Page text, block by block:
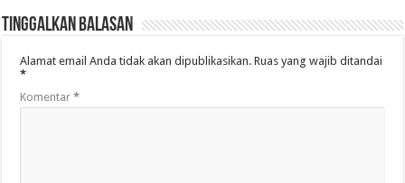
Tinggalkan Balasan
Alamat email Anda tidak akan dipublikasikan. Ruas yang wajib ditandai
*
Komentar*